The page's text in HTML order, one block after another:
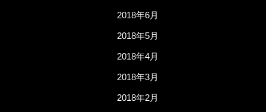
2018年6月
2018年5月
2018年4月
2018年3月
2018年2月